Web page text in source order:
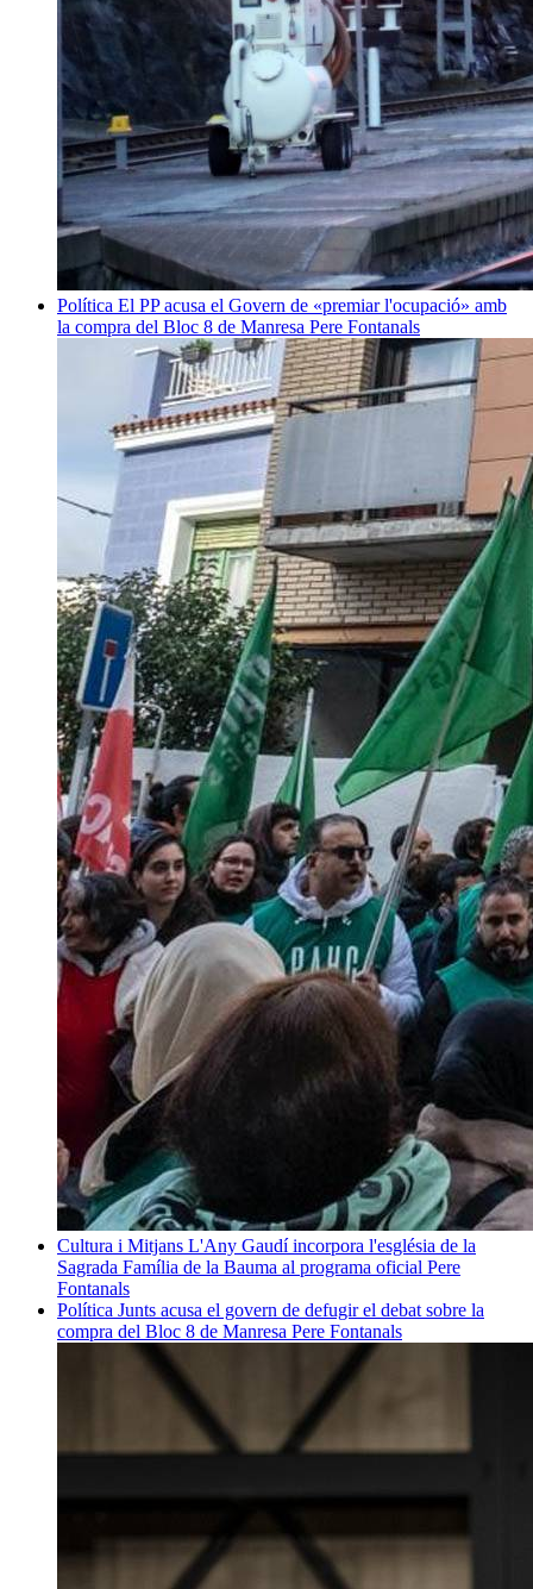
Política El PP acusa el Govern de «premiar l'ocupació» amb
la compra del Bloc 8 de Manresa Pere Fontanals
Cultura i Mitjans L'Any Gaudí incorpora l'església de la
Sagrada Família de la Bauma al programa oficial Pere
Fontanals
Política Junts acusa el govern de defugir el debat sobre la
compra del Bloc 8 de Manresa Pere Fontanals